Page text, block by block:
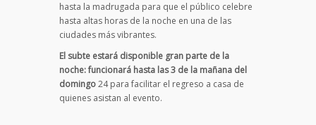
hasta la madrugada para que el público celebre
hasta altas horas de la noche en una de las
ciudades más vibrantes.
El subte estará disponible gran parte de la
noche: funcionará hasta las 3 de la mañana del
domingo24 para facilitar el regreso a casa de
quienes asistan al evento.